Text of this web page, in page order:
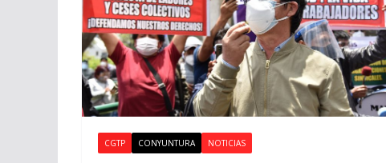
CGTP CONYUNTURA NOTICIAS